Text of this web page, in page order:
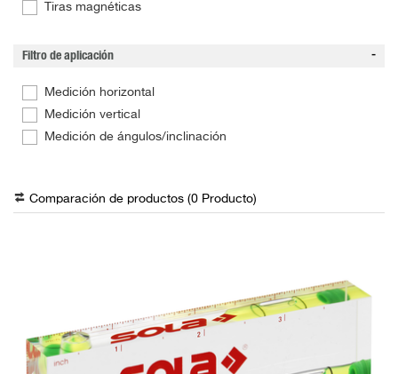
Tiras magnéticas
Filtro de aplicación
Medición horizontal
Medición vertical
Medición de ángulos/inclinación
Comparación de productos (0 Producto)